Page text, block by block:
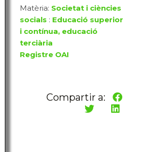
Matèria: Societat i ciències
socials : Educació superior
i contínua, educació
terciària
Registre OAI
Compartir a: